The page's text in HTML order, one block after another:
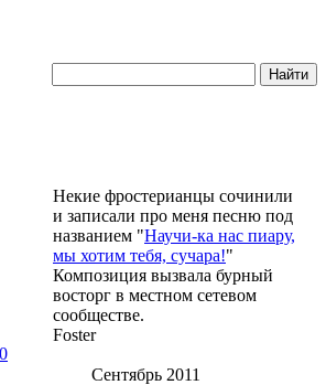
Некие фростерианцы сочинили
и записали про меня песню под
названием "Научи-ка нас пиару,
мы хотим тебя, сучара!"
Композиция вызвала бурный
восторг в местном сетевом
сообществе.
Foster
Сентябрь 2011